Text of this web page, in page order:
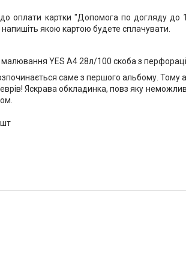
оплати картки "Допомога по догляду до
якою картою будете сплачувати.
YES А4 28л/100 скоба з
саме з першого альбому. Тому
Яскрава обкладинка, повз яку